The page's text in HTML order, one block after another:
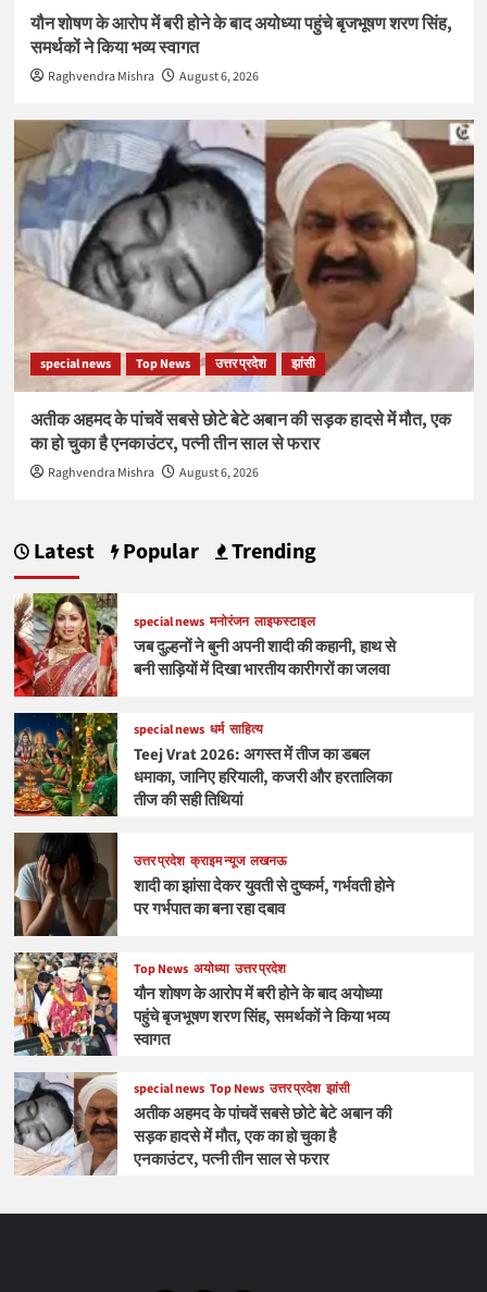
यौन शोषण के आरोप में बरी होने के बाद अयोध्या पहुंचे बृजभूषण शरण सिंह,
समर्थकों ने किया भव्य स्वागत
Raghvendra Mishra August 6, 2026
special news Top News उत्तर प्रदेश झांसी
अतीक अहमद के पांचवें सबसे छोटे बेटे अबान की सड़क हादसे में मौत, एक
का हो चुका है एनकाउंटर, पत्नी तीन साल से फरार
Raghvendra Mishra August 6, 2026
Latest Popular Trending
special news मनोरंजन लाइफस्टाइल
जब दुल्हनों ने बुनी अपनी शादी की कहानी, हाथ से
बनी साड़ियों में दिखा भारतीय कारीगरों का जलवा
special news धर्म साहित्य
Teej Vrat 2026: अगस्त में तीज का डबल
धमाका, जानिए हरियाली, कजरी और हरतालिका
तीज की सही तिथियां
उत्तर प्रदेश क्राइम न्यूज लखनऊ
शादी का झांसा देकर युवती से दुष्कर्म, गर्भवती होने
पर गर्भपात का बना रहा दबाव
Top News अयोध्या उत्तर प्रदेश
यौन शोषण के आरोप में बरी होने के बाद अयोध्या
पहुंचे बृजभूषण शरण सिंह, समर्थकों ने किया भव्य
स्वागत
special news Top News उत्तर प्रदेश झांसी
अतीक अहमद के पांचवें सबसे छोटे बेटे अबान की
सड़क हादसे में मौत, एक का हो चुका है
एनकाउंटर, पत्नी तीन साल से फरार